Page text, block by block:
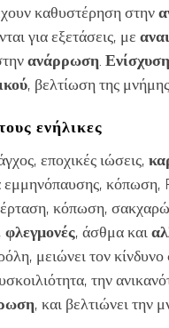
καθυστέρηση στην
για εξετάσεις, με
ανάρρωση. Ενίσχυση
, βελτίωση της
ενήλικες
εποχικές ιώσεις,
κόπωση,
κόπωση,
φλεγμονές, άσθμα και
μειώνει τον κίνδυνο
την
, και βελτιώνει την